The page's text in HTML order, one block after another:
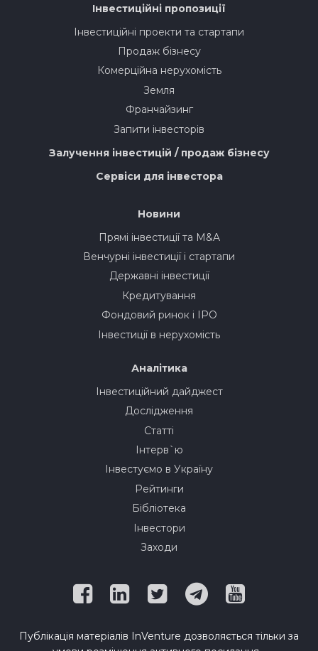
Інвестиційні пропозиції
Інвестиційні проекти та стартапи
Продаж бізнесу
Комерційна нерухомість
Земля
Франчайзинг
Запити інвесторів
Залучення інвестицій / продаж бізнесу
Сервіси для інвестора
Новини
Прямі інвестиції та M&A
Венчурні інвестиції і стартапи
Державні інвестиції
Кредитування
Фондовий ринок і IPO
Інвестиції в нерухомість
Аналітика
Інвестиційний дайджест
Дослідження
Статті
Інтерв`ю
Інвестуємо в Україну
Рейтинги
Бібліотека
Інвестори
Заходи
Публікація матеріалів InVenture дозволяється тільки за